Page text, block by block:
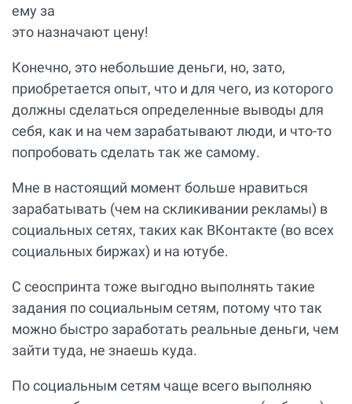
ему за
это назначают цену!
Конечно, это небольшие деньги, но, зато,
приобретается опыт, что и для чего, из которого
должны сделаться определенные выводы для
себя, как и на чем зарабатывают люди, и что-то
попробовать сделать так же самому.
Мне в настоящий момент больше нравиться
зарабатывать (чем на скликивании рекламы) в
социальных сетях, таких как ВКонтакте (во всех
социальных биржах) и на ютубе.
С сеоспринта тоже выгодно выполнять такие
задания по социальным сетям, потому что так
можно быстро заработать реальные деньги, чем
зайти туда, не знаешь куда.
По социальным сетям чаще всего выполняю